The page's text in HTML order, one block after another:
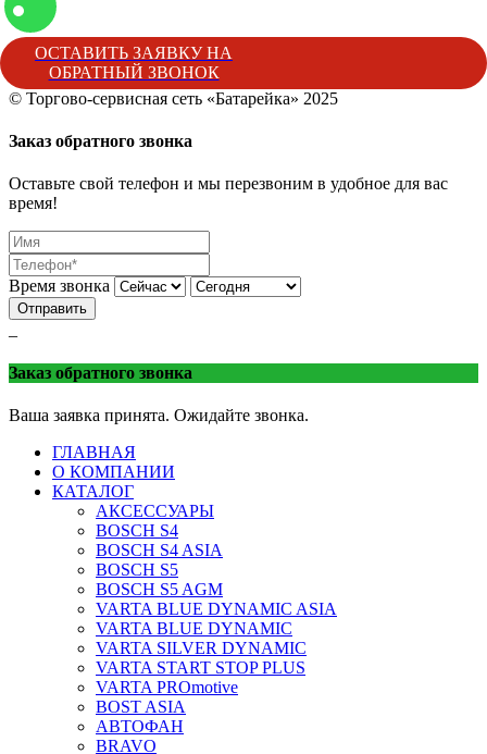
ОСТАВИТЬ ЗАЯВКУ НА
ОБРАТНЫЙ ЗВОНОК
© Торгово-сервисная сеть «Батарейка» 2025
Заказ обратного звонка
Оставьте свой телефон и мы перезвоним в удобное для вас
время!
Время звонка
Отправить
Заказ обратного звонка
Ваша заявка принята. Ожидайте звонка.
ГЛАВНАЯ
О КОМПАНИИ
КАТАЛОГ
АКСЕССУАРЫ
BOSCH S4
BOSCH S4 ASIA
BOSCH S5
BOSCH S5 AGM
VARTA BLUE DYNAMIC ASIA
VARTA BLUE DYNAMIC
VARTA SILVER DYNAMIC
VARTA START STOP PLUS
VARTA PROmotive
BOST ASIA
АВТОФАН
BRAVO